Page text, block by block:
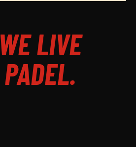
WE LIVE
PADEL.